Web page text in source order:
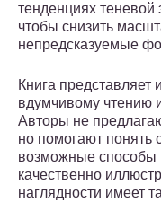
тенденциях теневой
чтобы снизить
непредсказуемые
Книга представляет
вдумчивому чтению
Авторы не
но помогают понять
возможные способы
качественно
наглядности имеет